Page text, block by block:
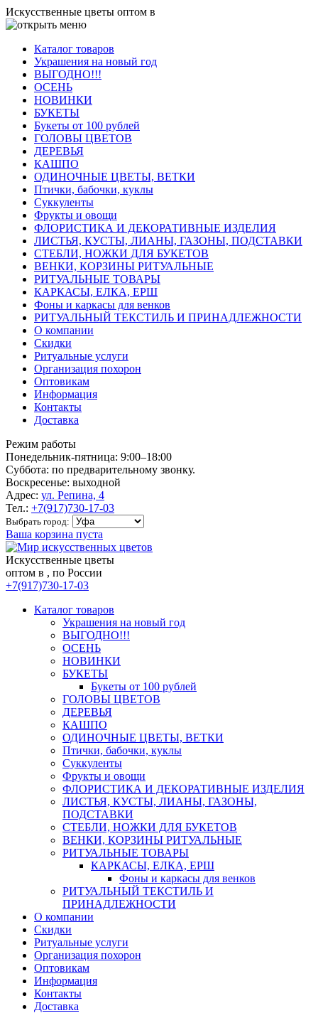
Искусственные цветы оптом в
Каталог товаров
Украшения на новый год
ВЫГОДНО!!!
ОСЕНЬ
НОВИНКИ
БУКЕТЫ
Букеты от 100 рублей
ГОЛОВЫ ЦВЕТОВ
ДЕРЕВЬЯ
КАШПО
ОДИНОЧНЫЕ ЦВЕТЫ, ВЕТКИ
Птички, бабочки, куклы
Суккуленты
Фрукты и овощи
ФЛОРИСТИКА И ДЕКОРАТИВНЫЕ ИЗДЕЛИЯ
ЛИСТЬЯ, КУСТЫ, ЛИАНЫ, ГАЗОНЫ, ПОДСТАВКИ
СТЕБЛИ, НОЖКИ ДЛЯ БУКЕТОВ
ВЕНКИ, КОРЗИНЫ РИТУАЛЬНЫЕ
РИТУАЛЬНЫЕ ТОВАРЫ
КАРКАСЫ, ЕЛКА, ЕРШ
Фоны и каркасы для венков
РИТУАЛЬНЫЙ ТЕКСТИЛЬ И ПРИНАДЛЕЖНОСТИ
О компании
Скидки
Ритуальные услуги
Организация похорон
Оптовикам
Информация
Контакты
Доставка
Режим работы
Понедельник-пятница: 9:00–18:00
Суббота: по предварительному звонку.
Воскресенье: выходной
Адрес: ул. Репина, 4
Тел.: +7(917)730-17-03
Выбрать город:
Ваша корзина пуста
Искусственные цветы
оптом в , по России
+7(917)730-17-03
Каталог товаров
Украшения на новый год
ВЫГОДНО!!!
ОСЕНЬ
НОВИНКИ
БУКЕТЫ
Букеты от 100 рублей
ГОЛОВЫ ЦВЕТОВ
ДЕРЕВЬЯ
КАШПО
ОДИНОЧНЫЕ ЦВЕТЫ, ВЕТКИ
Птички, бабочки, куклы
Суккуленты
Фрукты и овощи
ФЛОРИСТИКА И ДЕКОРАТИВНЫЕ ИЗДЕЛИЯ
ЛИСТЬЯ, КУСТЫ, ЛИАНЫ, ГАЗОНЫ,
ПОДСТАВКИ
СТЕБЛИ, НОЖКИ ДЛЯ БУКЕТОВ
ВЕНКИ, КОРЗИНЫ РИТУАЛЬНЫЕ
РИТУАЛЬНЫЕ ТОВАРЫ
КАРКАСЫ, ЕЛКА, ЕРШ
Фоны и каркасы для венков
РИТУАЛЬНЫЙ ТЕКСТИЛЬ И
ПРИНАДЛЕЖНОСТИ
О компании
Скидки
Ритуальные услуги
Организация похорон
Оптовикам
Информация
Контакты
Доставка